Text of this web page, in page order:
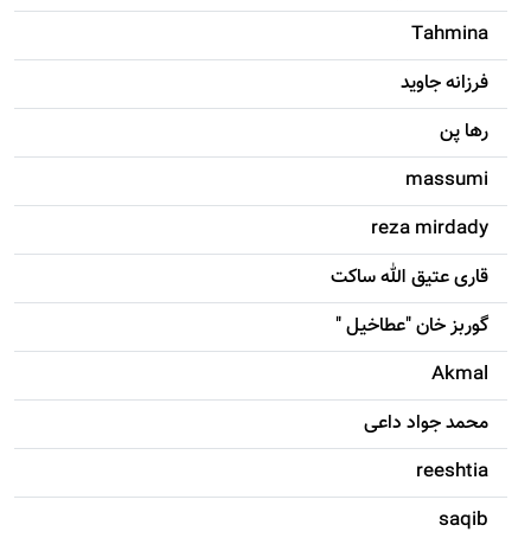
Tahmina
فرزانه جاويد
رها پن
massumi
reza mirdady
قاری عتیق الله ساکت
گوربز خان "عطاخیل "
Akmal
محمد جواد داعی
reeshtia
saqib